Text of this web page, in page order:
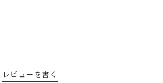
レビューを書く